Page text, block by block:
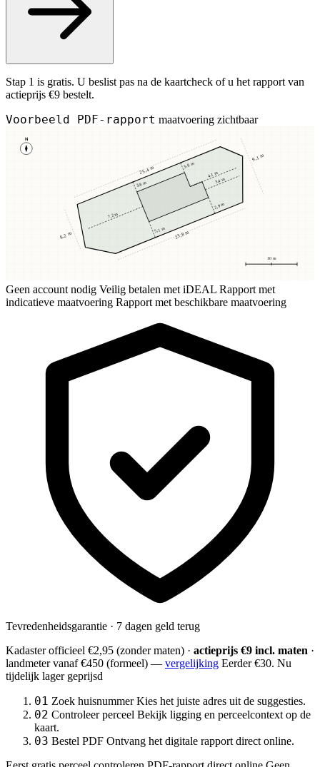
Stap 1 is gratis. U beslist pas na de kaartcheck of u het rapport van
actieprijs €9 bestelt.
Voorbeeld PDF-rapport maatvoering zichtbaar
N
10 m
3,8 m
3,8 m
5,1 m
2,9 m
7,2 m
3,4 m
4,1 m
25,4 m
23,8 m
8,2 m
9,1 m
Geen account nodig Veilig betalen met iDEAL Rapport met
indicatieve maatvoering Rapport met beschikbare maatvoering
Tevredenheidsgarantie · 7 dagen geld terug
Kadaster officieel €2,95 (zonder maten) · actieprijs €9 incl. maten ·
landmetervanaf €450 (formeel) — vergelijking Eerder €30. Nu
tijdelijk lager geprijsd
01 Zoek huisnummer Kies het juiste adres uit de suggesties.
02 Controleer perceel Bekijk ligging en perceelcontext op de
kaart.
03 Bestel PDF Ontvang het digitale rapport direct online.